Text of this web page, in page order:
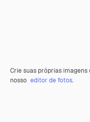
Crie suas próprias imagens
nosso editor de fotos.